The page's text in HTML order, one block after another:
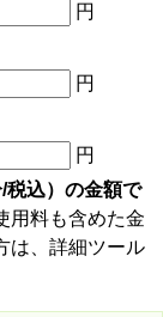
円
円
円
税込）の金額で
用料も含めた金
は、詳細ツール